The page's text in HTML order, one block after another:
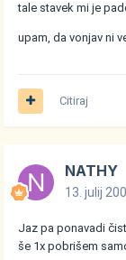
tale stavek mi je
upam, da vonjav ni
Citiraj
NATHY
13. julij
Jaz pa ponavadi
še 1x pobrišem